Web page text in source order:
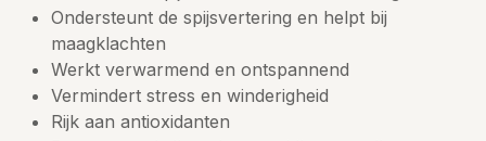
Ondersteunt de spijsvertering en helpt bij
maagklachten
Werkt verwarmend en ontspannend
Vermindert stress en winderigheid
Rijk aan antioxidanten